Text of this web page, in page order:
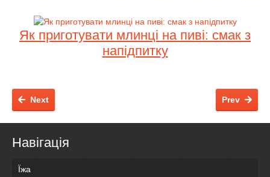
Як приготувати млинці на пиві: смак з
напідпитку
Prev
Next
Навігація
Їжа